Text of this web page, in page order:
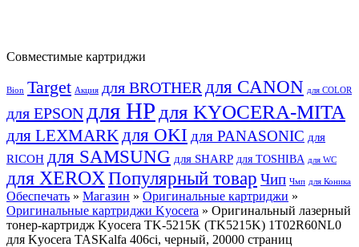
Совместимые картриджи
Bion Target Акция для BROTHER для CANON для COLOR
для EPSON для HP для KYOCERA-MITA
для LEXMARK для OKI для PANASONIC для
RICOH для SAMSUNG для SHARP для TOSHIBA для WC
для XEROX Популярный товар Чип Чмп для Коника
Обеспечать » Магазин » Оригинальные картриджи »
Оригинальные картриджи Kyocera » Оригинальный лазерный
тонер-картридж Kyocera TK-5215K (TK5215K) 1T02R60NL0
для Kyocera TASKalfa 406ci, черный, 20000 страниц